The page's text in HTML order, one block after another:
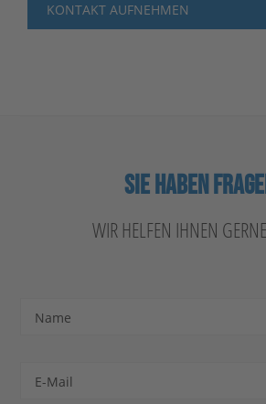
KONTAKT AUFNEHMEN
SIE HABEN
WIR HELFEN IHNEN
Name
E-Mail